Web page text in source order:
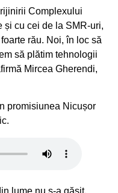
Complexului
și cu cei de la SMR-uri,
rău. Noi, în loc să
să plătim tehnologii
Mircea Gherendi,
promisiunea Nicușor